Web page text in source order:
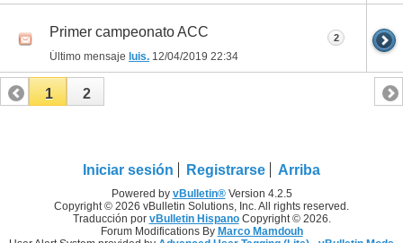
Primer campeonato ACC
Último mensaje luis. 12/04/2019 22:34
2
1 2
Iniciar sesión Registrarse Arriba
Powered by vBulletin®Version 4.2.5
Copyright © 2026 vBulletin Solutions, Inc. All rights reserved.
Traducción por vBulletin HispanoCopyright © 2026.
Forum Modifications By Marco Mamdouh